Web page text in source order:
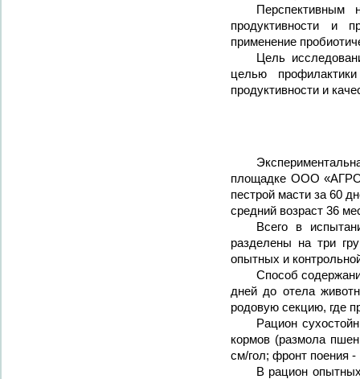
Перспективным
продуктивности и
применение
Цель
целью
продуктивности и
площадке ООО
пестрой масти за 60
средний возраст 36
Всего в
разделены на три
опытных и
Способ
дней до отела
родовую секцию, где
Рацион
кормов (размола
см/гол; фронт поения -
В рацион